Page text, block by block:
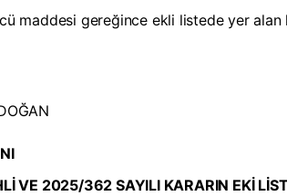
maddesi gereğince ekli listede yer
VE 2025/362 SAYILI KARARIN EKİ